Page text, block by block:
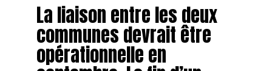
La liaison entre les deux
communes devrait être
opérationnelle en